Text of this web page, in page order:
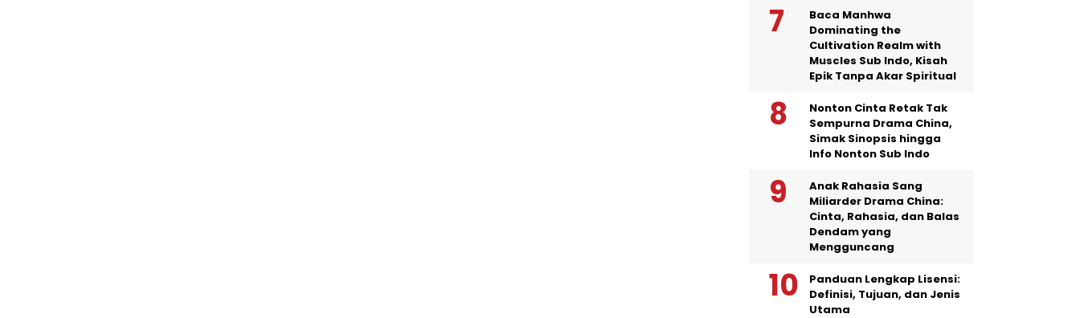
Baca Manhwa
Dominating the
Cultivation Realm with
Muscles Sub Indo, Kisah
Epik Tanpa Akar Spiritual
Nonton Cinta Retak Tak
Sempurna Drama China,
Simak Sinopsis hingga
Info Nonton Sub Indo
Anak Rahasia Sang
Miliarder Drama China:
Cinta, Rahasia, dan Balas
Dendam yang
Mengguncang
Panduan Lengkap Lisensi:
Definisi, Tujuan, dan Jenis
Utama